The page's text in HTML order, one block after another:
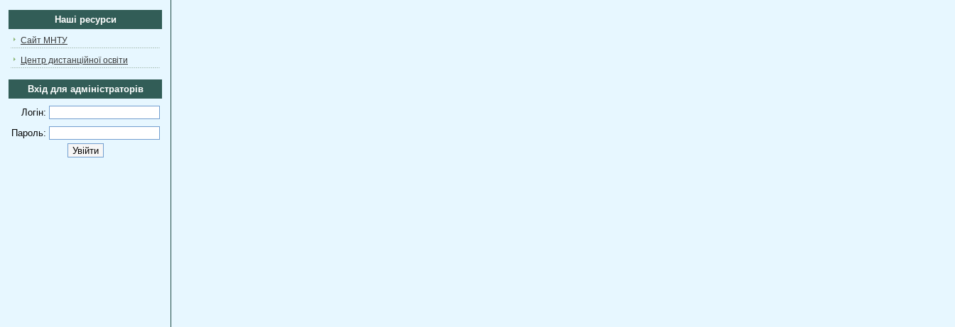
Наші ресурси
Сайт МНТУ
Центр дистанційної освіти
Вхід для адміністраторів
Логін:
Пароль: